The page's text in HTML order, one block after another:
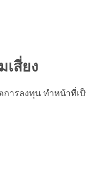
เสี่ยง
ารลงทุน ทำหน้าที่